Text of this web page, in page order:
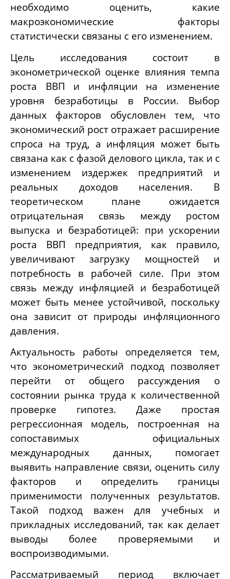
необходимо оценить, какие
макроэкономические факторы
статистически связаны с его изменением.
Цель исследования состоит в
эконометрической оценке влияния темпа
роста ВВП и инфляции на изменение
уровня безработицы в России. Выбор
данных факторов обусловлен тем, что
экономический рост отражает расширение
спроса на труд, а инфляция может быть
связана как с фазой делового цикла, так и с
изменением издержек предприятий и
реальных доходов населения. В
теоретическом плане ожидается
отрицательная связь между ростом
выпуска и безработицей: при ускорении
роста ВВП предприятия, как правило,
увеличивают загрузку мощностей и
потребность в рабочей силе. При этом
связь между инфляцией и безработицей
может быть менее устойчивой, поскольку
она зависит от природы инфляционного
давления.
Актуальность работы определяется тем,
что эконометрический подход позволяет
перейти от общего рассуждения о
состоянии рынка труда к количественной
проверке гипотез. Даже простая
регрессионная модель, построенная на
сопоставимых официальных
международных данных, помогает
выявить направление связи, оценить силу
факторов и определить границы
применимости полученных результатов.
Такой подход важен для учебных и
прикладных исследований, так как делает
выводы более проверяемыми и
воспроизводимыми.
Рассматриваемый период включает